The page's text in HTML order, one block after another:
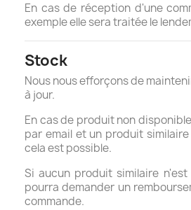
En cas de réception d'une
exemple elle sera traitée le
Stock
Nous nous efforçons de
à jour.
En cas de produit non
par email et un produit
cela est possible.
Si aucun produit similaire
pourra demander un
commande.